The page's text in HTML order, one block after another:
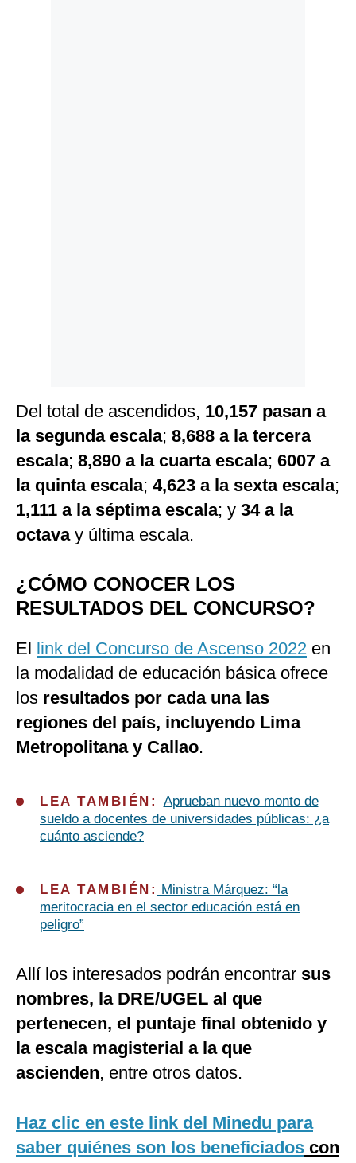
Del total de ascendidos, 10,157 pasan a
la segunda escala; 8,688 a la tercera
escala; 8,890 a la cuarta escala; 6007 a
la quinta escala; 4,623 a la sexta escala;
1,111 a la séptima escala; y 34 a la
octava y última escala.
¿CÓMO CONOCER LOS
RESULTADOS DEL CONCURSO?
El link del Concurso de Ascenso 2022 en
la modalidad de educación básica ofrece
los resultados por cada una las
regiones del país, incluyendo Lima
Metropolitana y Callao.
LEA TAMBIÉN: Aprueban nuevo monto de
sueldo a docentes de universidades públicas: ¿a
cuánto asciende?
LEA TAMBIÉN: Ministra Márquez: “la
meritocracia en el sector educación está en
peligro”
Allí los interesados podrán encontrar sus
nombres, la DRE/UGEL al que
pertenecen, el puntaje final obtenido y
la escala magisterial a la que
ascienden, entre otros datos.
Haz clic en este link del Minedu para
saber quiénes son los beneficiados con